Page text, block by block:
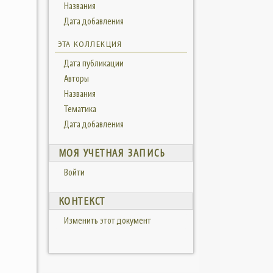
Названия
Дата добавления
ЭТА КОЛЛЕКЦИЯ
Дата публикации
Авторы
Названия
Тематика
Дата добавления
МОЯ УЧЕТНАЯ ЗАПИСЬ
Войти
КОНТЕКСТ
Изменить этот документ